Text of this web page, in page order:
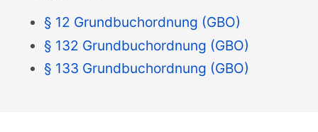
§ 12 Grundbuchordnung (GBO)
§ 132 Grundbuchordnung (GBO)
§ 133 Grundbuchordnung (GBO)